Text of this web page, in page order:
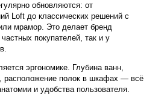
обновляются: от
Loft до классических решений с
мрамор. Это делает бренд
покупателей, так и у
эргономике. Глубина ванн,
расположение полок в шкафах — всё
и удобства пользователя.